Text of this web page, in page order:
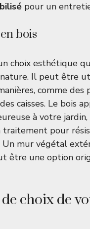
pour un
bois
choix esthétique
nature. Il peut être
comme des
caisses. Le bois
à votre jardin,
traitement pour
Un mur végétal
être une option
choix de